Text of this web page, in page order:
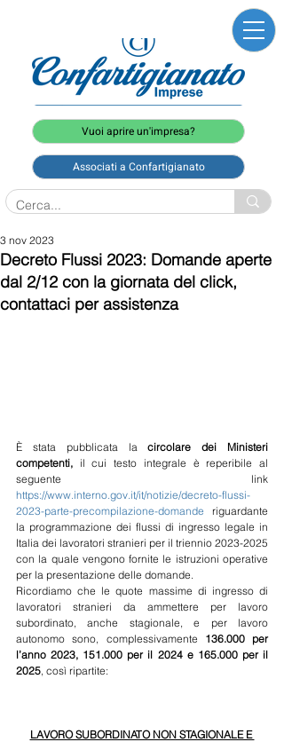
Vuoi aprire un'impresa?
Associati a Confartigianato
Decreto Flussi 2023: Domande aperte
dal 2/12 con la giornata del click,
contattaci per assistenza
3 nov 2023
È stata pubblicata la circolare dei Ministeri
competenti, il cui testo integrale è reperibile al
https://www.interno.gov.it/it/notizie/decreto-flussi-
2023-parte-precompilazione-domande riguardante
la programmazione dei flussi di ingresso legale in
Italia dei lavoratori stranieri per il triennio 2023-2025
con la quale vengono fornite le istruzioni operative
per la presentazione delle domande.
Ricordiamo che le quote massime di ingresso di
lavoratori stranieri da ammettere per lavoro
subordinato, anche stagionale, e per lavoro
autonomo sono, complessivamente 136.000 per
l’anno 2023, 151.000 per il 2024 e 165.000 per il
2025, così ripartite:
LAVORO SUBORDINATO NON STAGIONALE E